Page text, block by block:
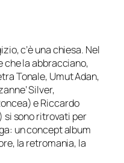
c’è una chiesa. Nel
che la abbracciano,
Tonale, Umut Adan,
Silver,
e Riccardo
si sono ritrovati per
un concept album
la retromania, la